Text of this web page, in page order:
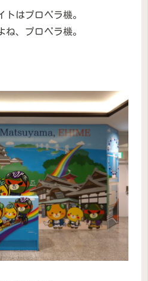
トはプロペラ機。
ね、プロペラ機。